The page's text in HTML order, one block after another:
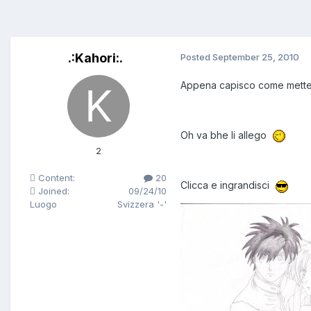
.:Kahori:.
2
Content:
20
Joined:
09/24/10
Luogo
Svizzera '-'
Posted September 25, 2010
Appena capisco come
Oh va bhe li allego
Clicca e ingrandisci